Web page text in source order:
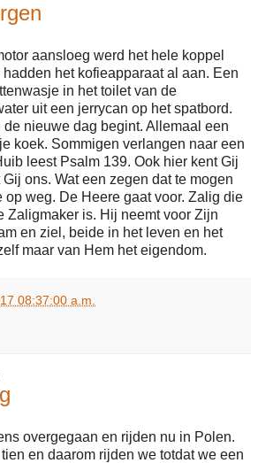
aansloeg werd het hele koppel
het kofieapparaat al aan. Een
in het toilet van de
uit een jerrycan op het spatbord.
de nieuwe dag begint. Allemaal een
koek. Sommigen verlangen naar een
leest Psalm 139. Ook hier kent Gij
ons. Wat een zegen dat te mogen
op weg. De Heere gaat voor. Zalig die
Zaligmaker is. Hij neemt voor Zijn
en ziel, beide in het leven en het
maar van Hem het eigendom.
08:37:00 a.m.
overgegaan en rijden nu in Polen.
en daarom rijden we totdat we een